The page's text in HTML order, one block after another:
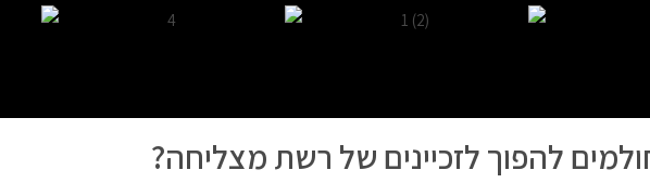
להפוך לזכיינים של רשת מצליחה?